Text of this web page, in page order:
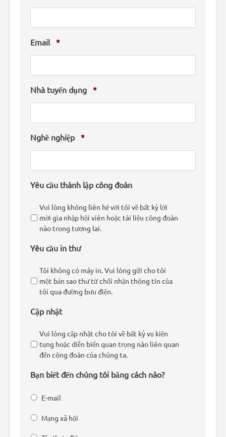
Email *
Nhà tuyển dụng *
Nghề nghiệp *
Yêu cầu thành lập công đoàn
Vui lòng không liên hệ với tôi về bất kỳ lời
mời gia nhập hội viên hoặc tài liệu công đoàn
nào trong tương lai.
Yêu cầu in thư
Tôi không có máy in. Vui lòng gửi cho tôi
một bản sao thư từ chối nhận thông tin của
tôi qua đường bưu điện.
Cập nhật
Vui lòng cập nhật cho tôi về bất kỳ vụ kiện
tụng hoặc diễn biến quan trọng nào liên quan
đến công đoàn của chúng ta.
Bạn biết đến chúng tôi bằng cách nào?
E-mail
Mạng xã hội